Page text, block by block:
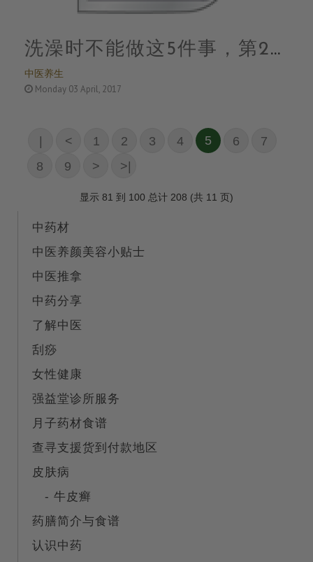
中医养生
洗澡时不能做这5件事，第2
个你肯定经常做
Monday 03 April, 2017
|
< 1 2 3 4 5 6
7
8
9 > >|
显示 81 到 100 总计 208 (共 11 页)
中药材
中医养颜美容小贴士
中医推拿
中药分享
了解中医
刮痧
女性健康
强益堂诊所服务
月子药材食谱
查寻支援货到付款地区
皮肤病
- 牛皮癣
药膳简介与食谱
认识中药